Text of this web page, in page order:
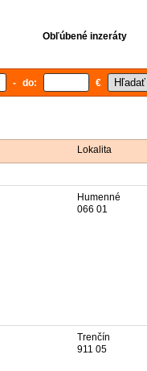
Obľúbené inzeráty
- do: €
Lokalita
Humenné
066 01
Trenčín
911 05